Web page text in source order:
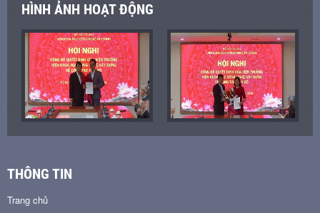
HÌNH ẢNH HOẠT ĐỘNG
THÔNG TIN
Trang chủ